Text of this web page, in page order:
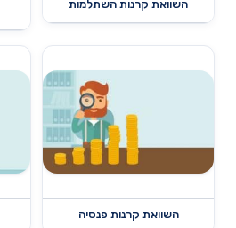
השוואת קרנות השתלמות
השוואת קרנות פנסיה